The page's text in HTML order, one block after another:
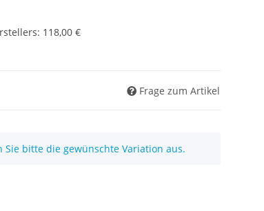
: 118,00 €
Frage zum Artikel
bitte die gewünschte Variation aus.